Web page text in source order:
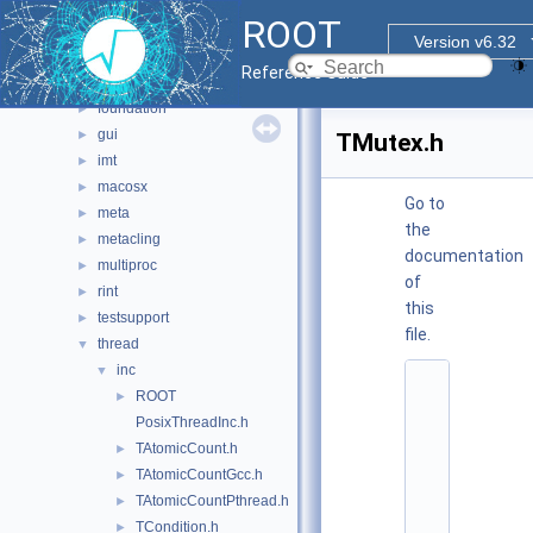
ROOT
Version v6.32
Reference Guide
► base
► clingutils
► cont
► dictgen
► foundation
► gui
► imt
► macosx
► meta
► metacling
► multiproc
► rint
► testsupport
▼ thread
▼ inc
►
ROOT
PosixThreadInc.h
► TAtomicCount.h
► TAtomicCountGcc.h
► TAtomicCountPthread.h
► TCondition.h
TMutex.h
Go to
the
documentation
of
this
file.